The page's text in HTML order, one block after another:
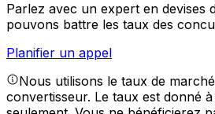
Parlez avec un expert en devises
pouvons battre les taux des
Planifier un appel
Nous utilisons le taux de
convertisseur. Le taux est donné